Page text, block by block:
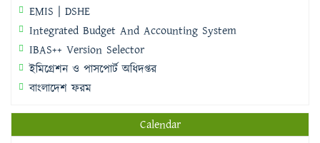
EMIS | DSHE
Integrated Budget And Accounting System
IBAS++ Version Selector
ইমিগ্রেশন ও পাসপোর্ট অধিদপ্তর
বাংলাদেশ ফরম
Calendar